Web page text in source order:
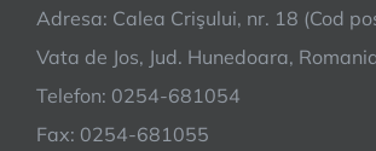
Adresa: Calea Crişului, nr. 18 (Cod
Vata de Jos, Jud. Hunedoara,
Telefon: 0254-681054
Fax: 0254-681055